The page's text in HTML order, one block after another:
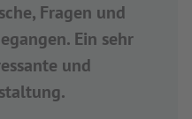
Fragen und
Ein sehr
und